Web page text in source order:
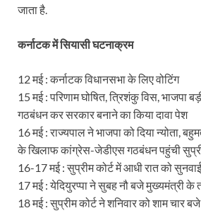
जाता है.
कर्नाटक में सियासी घटनाक्रम
12 मई : कर्नाटक विधानसभा के लिए वोटिंग
15 मई : परिणाम घोषित, त्रिशंकु विस, भाजपा
गठबंधन कर सरकार बनाने का किया दावा पेश
16 मई : राज्यपाल ने भाजपा को दिया न्योता,
के खिलाफ कांग्रेस-जेडीएस गठबंधन पहुंची
16-17 मई : सुप्रीम कोर्ट में आधी रात को
17 मई : येदियुरप्पा ने सुबह नौ बजे मुख्यमंत्री के
18 मई : सुप्रीम कोर्ट ने शनिवार को शाम चार